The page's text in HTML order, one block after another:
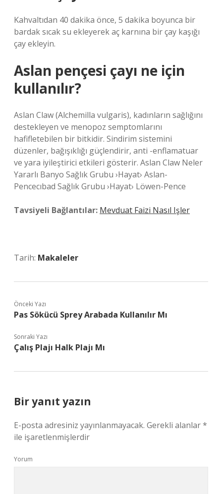
Kahvaltıdan 40 dakika önce, 5 dakika boyunca bir
bardak sıcak su ekleyerek aç karnına bir çay kaşığı
çay ekleyin.
Aslan pençesi çayı ne için
kullanılır?
Aslan Claw (Alchemilla vulgaris), kadınların sağlığını
destekleyen ve menopoz semptomlarını
hafifletebilen bir bitkidir. Sindirim sistemini
düzenler, bağışıklığı güçlendirir, anti -enflamatuar
ve yara iyileştirici etkileri gösterir. Aslan Claw Neler
Yararlı Banyo Sağlık Grubu ›Hayat› Aslan-
Pencecıbad Sağlık Grubu ›Hayat› Löwen-Pence
Tavsiyeli Bağlantılar: Mevduat Faizi Nasıl Işler
Tarih: Makaleler
Önceki Yazı
Pas Sökücü Sprey Arabada Kullanılır Mı
Sonraki Yazı
Çalış Plajı Halk Plajı Mı
Bir yanıt yazın
E-posta adresiniz yayınlanmayacak. Gerekli alanlar*
ile işaretlenmişlerdir
Yorum